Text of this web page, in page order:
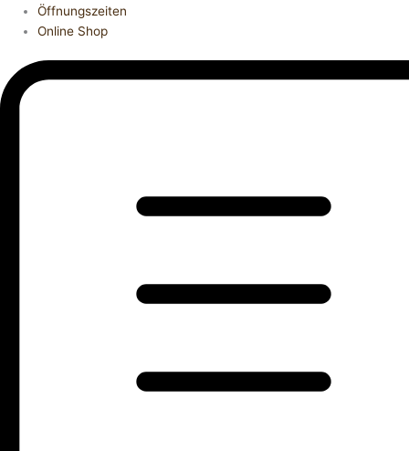
Öffnungszeiten
Online Shop